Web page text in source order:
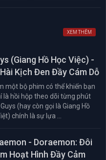
XEM THÊM
(Giang Hồ Học Việc) -
Kịch Đen Đầy Cám Dỗ
một bộ phim có thể khiến bạn
là hồi hộp theo dõi từng phút
(hay còn gọi là Giang Hồ
chính là sự lựa ...
- Doraemon: Đôi
Hoạt Hình Đầy Cảm